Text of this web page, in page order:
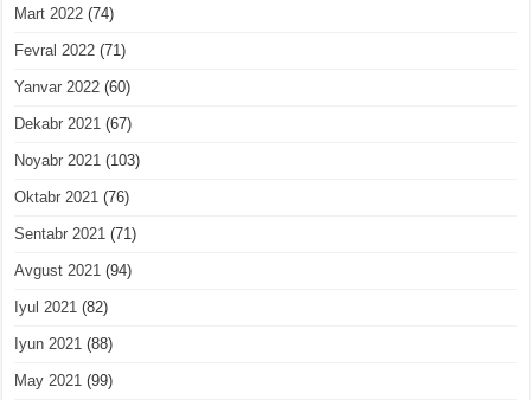
Mart 2022 (74)
Fevral 2022 (71)
Yanvar 2022 (60)
Dekabr 2021 (67)
Noyabr 2021 (103)
Oktabr 2021 (76)
Sentabr 2021 (71)
Avgust 2021 (94)
Iyul 2021 (82)
Iyun 2021 (88)
May 2021 (99)